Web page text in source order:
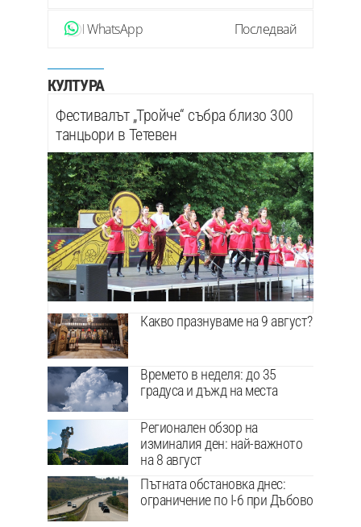
WhatsApp Последвай
КУЛТУРА
Фестивалът „Тройче“ събра близо 300
танцьори в Тетевен
Какво празнуваме на 9 август?
Времето в неделя: до 35
градуса и дъжд на места
Регионален обзор на
изминалия ден: най-важното
на 8 август
Пътната обстановка днес:
ограничение по I-6 при Дъбово